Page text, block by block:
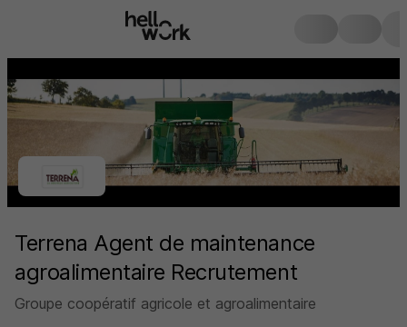
Terrena Agent de maintenance
agroalimentaire Recrutement
Groupe coopératif agricole et agroalimentaire